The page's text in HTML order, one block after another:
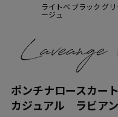
ライトベ
ージュ
ブラック グリ
ポンチナロースカ
カジュアル ラビア